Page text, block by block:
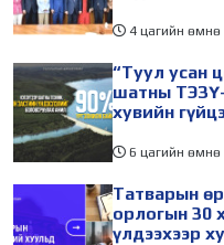
4 цагийн өмнө
“Туул усан
шатны
хувийн
6 цагийн өмнө
Татварын
орлогын 30
үлдээхээр